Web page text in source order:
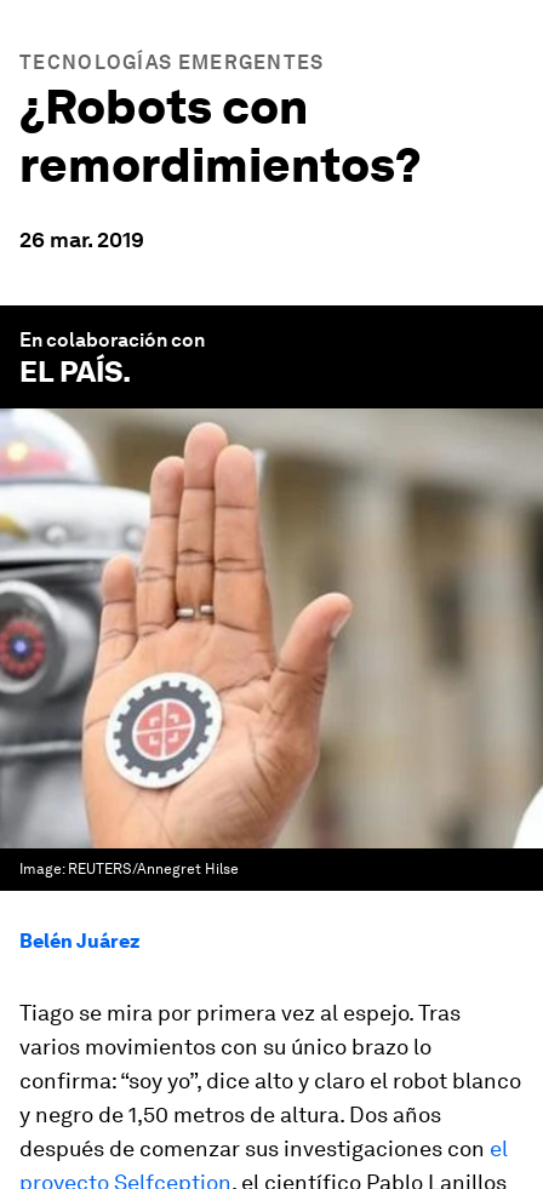
TECNOLOGÍAS EMERGENTES
¿Robots con
remordimientos?
26 mar. 2019
En colaboración con
EL PAÍS.
Image: REUTERS/Annegret Hilse
Belén Juárez
Tiago se mira por primera vez al espejo. Tras
varios movimientos con su único brazo lo
confirma: “soy yo”, dice alto y claro el robot blanco
y negro de 1,50 metros de altura. Dos años
después de comenzar sus investigaciones con el
proyectoSelfception, el científico Pablo Lanillos